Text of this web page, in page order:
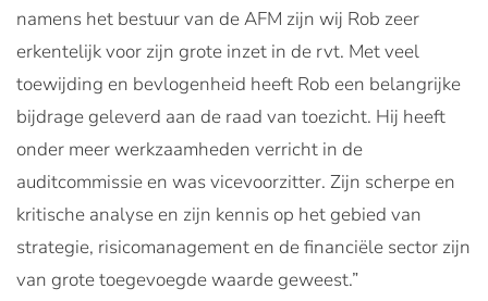
namens het bestuur van de AFM zijn wij Rob zeer
erkentelijk voor zijn grote inzet in de rvt. Met veel
toewijding en bevlogenheid heeft Rob een belangrijke
bijdrage geleverd aan de raad van toezicht. Hij heeft
onder meer werkzaamheden verricht in de
auditcommissie en was vicevoorzitter. Zijn scherpe en
kritische analyse en zijn kennis op het gebied van
strategie, risicomanagement en de financiële sector zijn
van grote toegevoegde waarde geweest.”